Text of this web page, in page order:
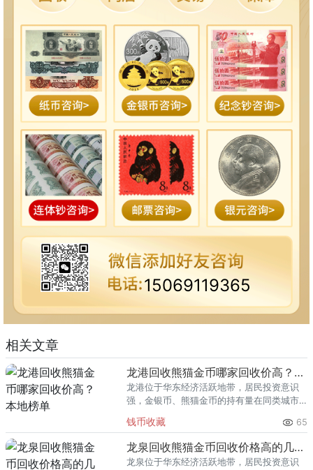
15069119365
相关文章
龙港回收熊猫金币哪家回收价高？本地榜单
龙港位于华东经济活跃地带，居民投资意识
强，金银币、熊猫金币的持有量在同类城市
熊猫金币的需求就明显升温，但鱼龙混杂的
回收渠道里，能精准识别版别溢
钱币收藏 65
龙泉回收熊猫金币回收价格高的几家推荐
龙泉位于华东经济活跃地带，居民投资意识